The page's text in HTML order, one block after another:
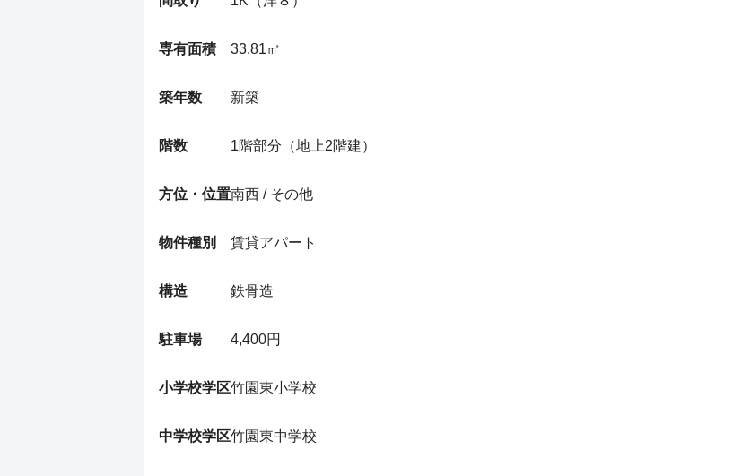
専有面積 33.81㎡
築年数 新築
階数 1階部分（地上2階建）
方位・位置南西 / その他
物件種別 賃貸アパート
構造 鉄骨造
駐車場 4,400円
小学校学区竹園東小学校
中学校学区竹園東中学校